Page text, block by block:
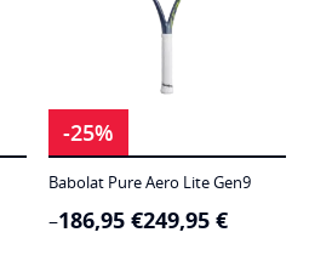
-25%
Babolat Pure Aero Lite Gen9
186,95 €
– 249,95 €
Price
range: